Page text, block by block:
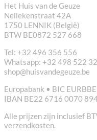
Het Huis van de Geuze
Nellekenstraat 42A
1750 LENNIK (België)
BTW BE0872 527 668
Tel: +32 496 356 556
Whatsapp: +32 498 522
shop@huisvandegeuze.be
Europabank • BIC
IBAN BE22 6716 0070
Alle prijzen zijn inclusief
verzendkosten.